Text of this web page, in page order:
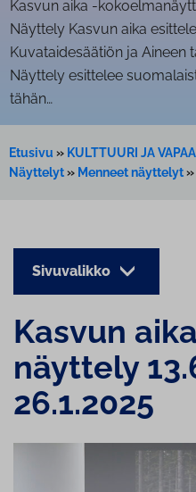
Kasvun aika -
Näyttely Kasvun aika
Kuvataidesäätiön ja Aineen
Näyttely esittelee
tähän…
Etusivu » KULTTUURI JA
Näyttelyt» Menneet näyttelyt»
Sivuvalikko
Kasvun
näyt­te­ly
26.1.2025